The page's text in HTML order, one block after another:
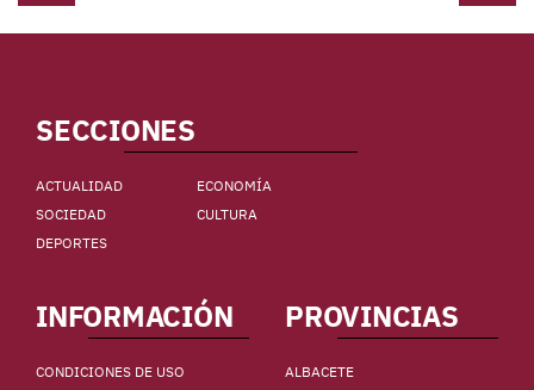
SECCIONES
ACTUALIDAD
ECONOMÍA
SOCIEDAD
CULTURA
DEPORTES
INFORMACIÓN
CONDICIONES DE USO
PROVINCIAS
ALBACETE